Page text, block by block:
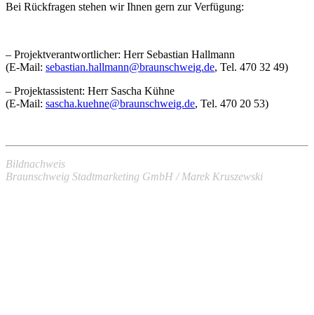
Bei Rückfragen stehen wir Ihnen gern zur Verfügung:
– Projektverantwortlicher: Herr Sebastian Hallmann
(E-Mail: sebastian.hallmann@braunschweig.de, Tel. 470 32 49)
– Projektassistent: Herr Sascha Kühne
(E-Mail: sascha.kuehne@braunschweig.de, Tel. 470 20 53)
Bildnachweis
Braunschweig Stadtmarketing GmbH / Marek Kruszewski